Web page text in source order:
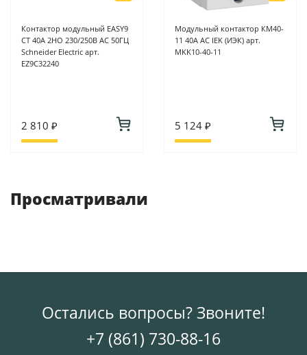
Контактор модульный EASY9
CT 40A 2НО 230/250В АС 50ГЦ
Schneider Electric арт.
EZ9C32240
2 810 ₽
Модульный контактор КМ40-
11 40А AC IEK (ИЭК) арт.
MKK10-40-11
5 124 ₽
Просматривали
Остались вопросы? Звоните!
+7 (861) 730-88-16